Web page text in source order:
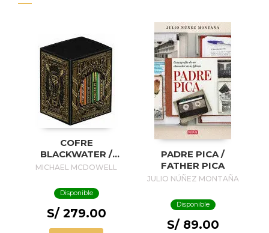
COFRE
BLACKWATER /
BLACKWATER
MICHAEL MCDOWELL
Disponible
S/ 279.00
PADRE PICA /
FATHER PICA
JULIO NÚÑEZ MONTAÑA
Disponible
S/ 89.00